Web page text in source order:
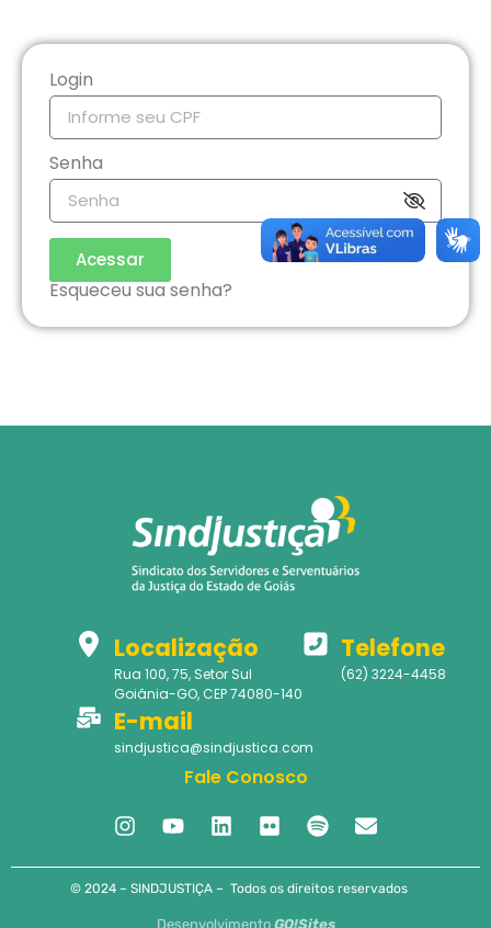
Login
Senha
Acessar
Esqueceu sua senha?
Localização
Rua 100, 75, Setor Sul
Goiânia-GO, CEP 74080-140
Telefone
(62) 3224-4458
E-mail
sindjustica@sindjustica.com
Fale Conosco
© 2024 – SINDJUSTIÇA – Todos os direitos reservados
Desenvolvimento GO!Sites